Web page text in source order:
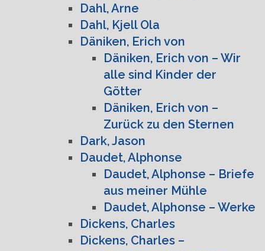
Dahl, Arne
Dahl, Kjell Ola
Däniken, Erich von
Däniken, Erich von – Wir
alle sind Kinder der
Götter
Däniken, Erich von –
Zurück zu den Sternen
Dark, Jason
Daudet, Alphonse
Daudet, Alphonse – Briefe
aus meiner Mühle
Daudet, Alphonse – Werke
Dickens, Charles
Dickens, Charles –